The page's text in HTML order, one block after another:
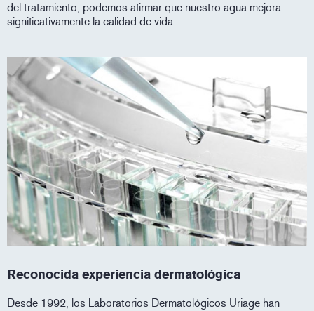
del tratamiento, podemos afirmar que nuestro agua mejora
significativamente la calidad de vida.
Reconocida experiencia dermatológica
Desde 1992, los Laboratorios Dermatológicos Uriage han